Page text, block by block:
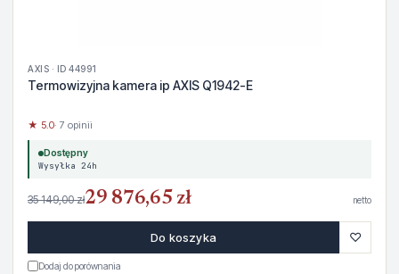
AXIS · ID 44991
Termowizyjna kamera ip AXIS Q1942-E
★ 5.0· 7 opinii
Dostępny
Wysyłka 24h
35 149,00 zł29 876,65 zł netto
Do koszyka ♡
Dodaj do porównania